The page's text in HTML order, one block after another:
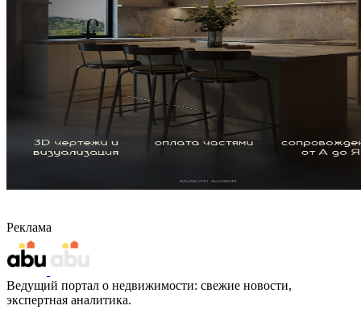
Реклама
Ведущий портал о недвижимости: свежие новости,
экспертная аналитика.